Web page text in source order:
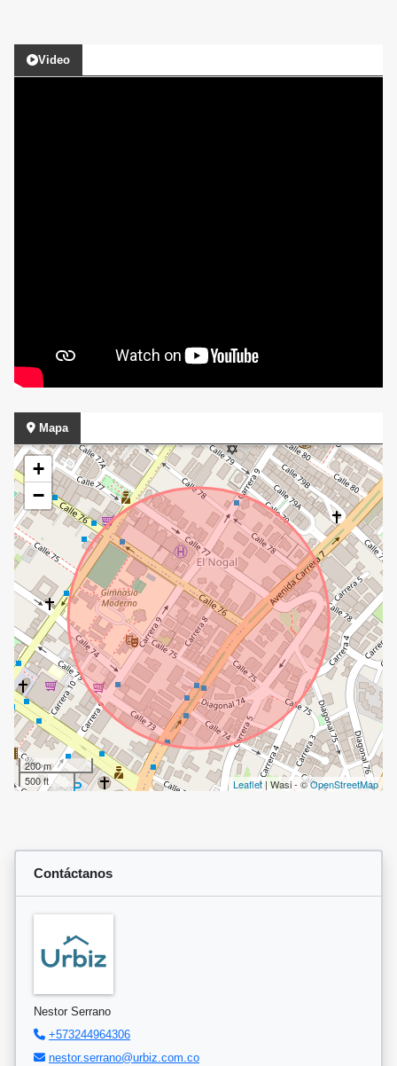
Video
Mapa
+
−
200 m
500 ft
Leaflet| Wasi - ©OpenStreetMap
Contáctanos
Nestor Serrano
+573244964306
nestor.serrano@urbiz.com.co